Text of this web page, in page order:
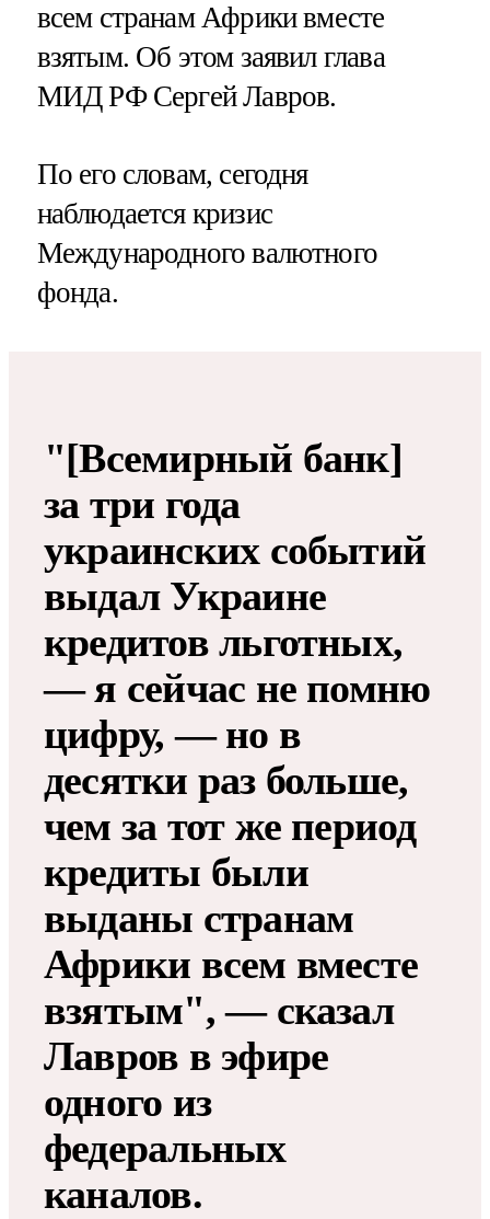
всем странам Африки вместе
взятым. Об этом заявил глава
МИД РФ Сергей Лавров.
По его словам, сегодня
наблюдается кризис
Международного валютного
фонда.
"[Всемирный банк]
за три года
украинских событий
выдал Украине
кредитов льготных,
— я сейчас не помню
цифру, — но в
десятки раз больше,
чем за тот же период
кредиты были
выданы странам
Африки всем вместе
взятым", — сказал
Лавров в эфире
одного из
федеральных
каналов.